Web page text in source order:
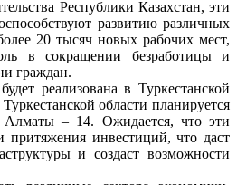
Республики Казахстан, эти
развитию различных
20 тысяч новых рабочих мест,
в сокращении безработицы и
граждан.
реализована в Туркестанской
области планируется
Алматы – 14. Ожидается, что эти
притяжения инвестиций, что даст
и создаст возможности